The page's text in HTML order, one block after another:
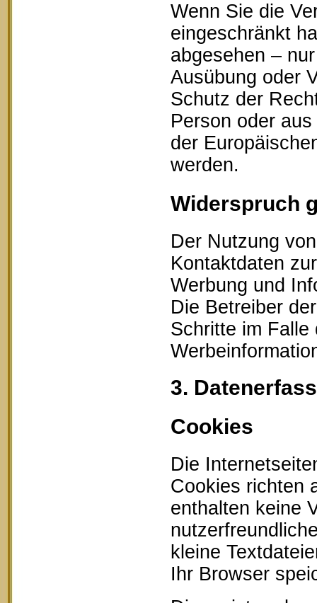
Wenn Sie die
eingeschränkt
abgesehen –
Ausübung oder
Schutz der
Person oder
der
werden.
Widerspruch
Der Nutzung
Kontaktdaten
Werbung und
Die Betreiber
Schritte im Falle
3.
Cookies
Die
Cookies richten
enthalten keine
kleine
Ihr Browser